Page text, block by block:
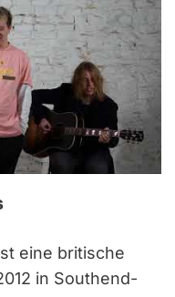
eine britische
in Southend-